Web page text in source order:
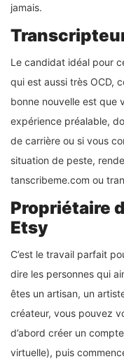
jamais.
Le candidat idéal pour
qui est aussi très OCD,
bonne nouvelle est que
expérience préalable,
de carrière ou si vous
situation de peste,
tanscribeme.com ou
Propriétaire
Etsy
C’est le travail parfait
dire les personnes qui
êtes un artisan, un
créateur, vous pouvez
d’abord créer un
virtuelle), puis